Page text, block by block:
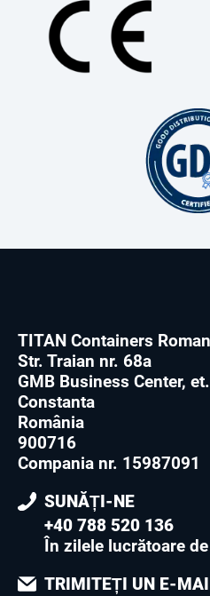
TITAN Containers
Str. Traian nr. 68a
GMB Business Center,
Constanta
România
900716
Compania nr. 15987091
SUNĂȚI-NE
+40 788 520 136
În zilele lucrătoare
TRIMITEȚI UN E-